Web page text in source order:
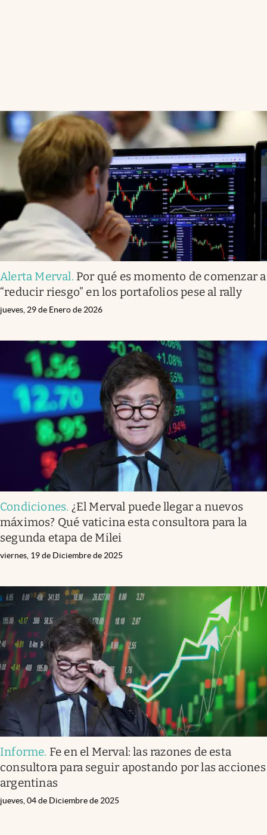
Alerta Merval. Por qué es momento de comenzar a
“reducir riesgo” en los portafolios pese al rally
jueves, 29 de Enero de 2026
Condiciones. ¿El Merval puede llegar a nuevos
máximos? Qué vaticina esta consultora para la
segunda etapa de Milei
viernes, 19 de Diciembre de 2025
Informe. Fe en el Merval: las razones de esta
consultora para seguir apostando por las acciones
argentinas
jueves, 04 de Diciembre de 2025